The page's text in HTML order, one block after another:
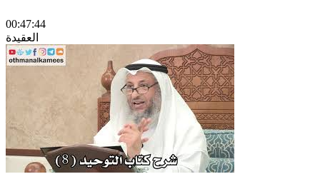
00:47:44
العقيدة